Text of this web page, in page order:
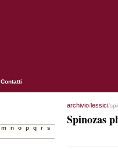
Contatti
m n o p q r
s
archivio/lessici/
Spinozas